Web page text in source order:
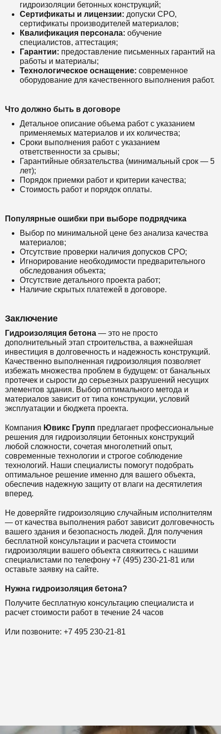
гидроизоляции бетонных конструкций;
Сертификаты и лицензии: допуски СРО,
сертификаты производителей материалов;
Квалификация персонала: обучение
специалистов, аттестация;
Гарантии: предоставление письменных гарантий на
работы и материалы;
Технологическое оснащение: современное
оборудование для качественного выполнения работ.
Что должно быть в договоре
Детальное описание объема работ с указанием
применяемых материалов и их количества;
Сроки выполнения работ с указанием
ответственности за срывы;
Гарантийные обязательства (минимальный срок — 5
лет);
Порядок приемки работ и критерии качества;
Стоимость работ и порядок оплаты.
Популярные ошибки при выборе подрядчика
Выбор по минимальной цене без анализа качества
материалов;
Отсутствие проверки наличия допусков СРО;
Игнорирование необходимости предварительного
обследования объекта;
Отсутствие детального проекта работ;
Наличие скрытых платежей в договоре.
Заключение
Гидроизоляция бетона — это не просто
дополнительный этап строительства, а важнейшая
инвестиция в долговечность и надежность конструкций.
Качественно выполненная гидроизоляция позволяет
избежать множества проблем в будущем: от банальных
протечек и сырости до серьезных разрушений несущих
элементов здания. Выбор оптимального метода и
материалов зависит от типа конструкции, условий
эксплуатации и бюджета проекта.
Компания Ювикс Групп предлагает профессиональные
решения для гидроизоляции бетонных конструкций
любой сложности, сочетая многолетний опыт,
современные технологии и строгое соблюдение
технологий. Наши специалисты помогут подобрать
оптимальное решение именно для вашего объекта,
обеспечив надежную защиту от влаги на десятилетия
вперед.
Не доверяйте гидроизоляцию случайным исполнителям
— от качества выполнения работ зависит долговечность
вашего здания и безопасность людей. Для получения
бесплатной консультации и расчета стоимости
гидроизоляции вашего объекта свяжитесь с нашими
специалистами по телефону +7 (495) 230-21-81 или
оставьте заявку на сайте.
Нужна гидроизоляция бетона?
Получите бесплатную консультацию специалиста и
расчет стоимости работ в течение 24 часов
Или позвоните: +7 495 230-21-81